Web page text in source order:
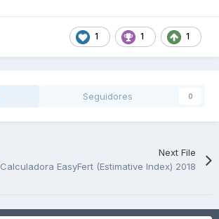
1 1 1
Seguidores 0
Next File
Calculadora EasyFert (Estimative Index) 2018